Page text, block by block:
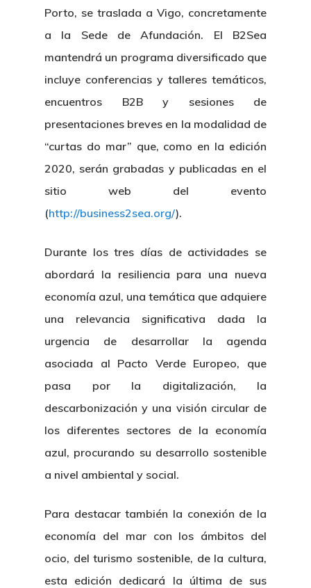
Porto, se traslada a Vigo, concretamente
a la Sede de Afundación. El B2Sea
mantendrá un programa diversificado que
incluye conferencias y talleres temáticos,
encuentros B2B y sesiones de
presentaciones breves en la modalidad de
“curtas do mar” que, como en la edición
2020, serán grabadas y publicadas en el
sitio web del evento
(http://business2sea.org/).
Durante los tres días de actividades se
abordará la resiliencia para una nueva
economía azul, una temática que adquiere
una relevancia significativa dada la
urgencia de desarrollar la agenda
asociada al Pacto Verde Europeo, que
pasa por la digitalización, la
descarbonización y una visión circular de
los diferentes sectores de la economía
azul, procurando su desarrollo sostenible
a nivel ambiental y social.
Para destacar también la conexión de la
economía del mar con los ámbitos del
ocio, del turismo sostenible, de la cultura,
esta edición dedicará la última de sus